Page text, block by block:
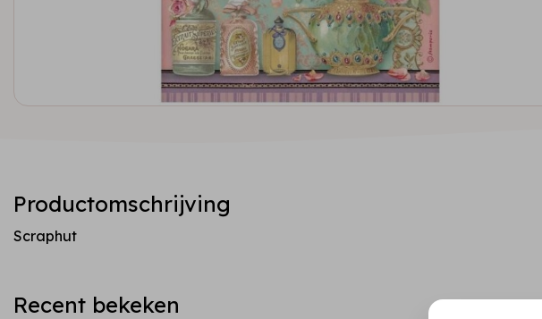
Productomschrijving
Scraphut
Recent bekeken